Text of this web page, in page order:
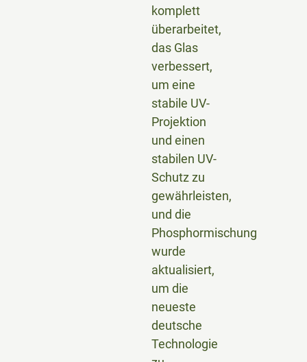
komplett
überarbeitet,
das Glas
verbessert,
um eine
stabile UV-
Projektion
und einen
stabilen UV-
Schutz zu
gewährleisten,
und die
Phosphormischung
wurde
aktualisiert,
um die
neueste
deutsche
Technologie